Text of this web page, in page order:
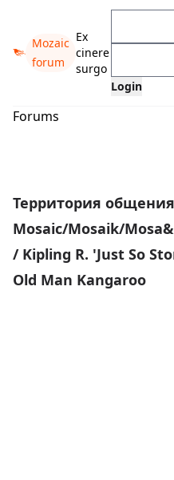
Mozaic
forum
Ex
cinere
surgo
Forums
Территория общения
Mosaic/Mosaik/
/ Kipling R. 'Just So
Old Man Kangaroo